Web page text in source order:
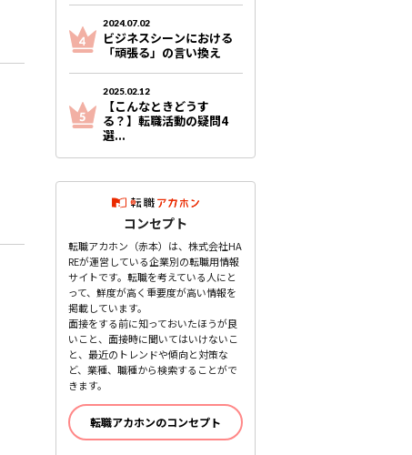
2024.07.02
ビジネスシーンにおける
「頑張る」の言い換え
2025.02.12
【こんなときどうす
る？】転職活動の疑問4
選...
コンセプト
転職アカホン（赤本）は、株式会社HA
REが運営している企業別の転職用情報
サイトです。転職を考えている人にと
って、鮮度が高く重要度が高い情報を
掲載しています。
面接をする前に知っておいたほうが良
いこと、面接時に聞いてはいけないこ
と、最近のトレンドや傾向と対策な
ど、業種、職種から検索することがで
きます。
転職アカホンのコンセプト